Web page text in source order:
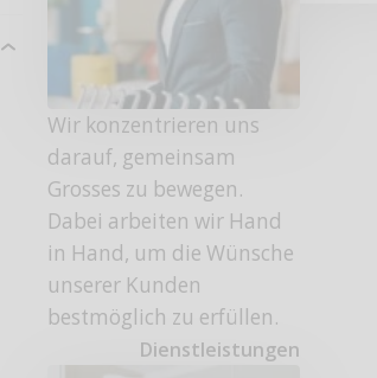
Wir konzentrieren uns
darauf, gemeinsam
Grosses zu bewegen.
Dabei arbeiten wir Hand
in Hand, um die Wünsche
unserer Kunden
bestmöglich zu erfüllen.
Dienstleistungen